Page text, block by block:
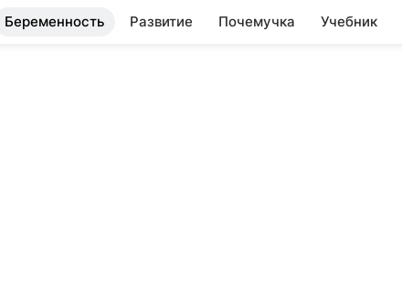
Беременность Развитие Почемучка Учебник